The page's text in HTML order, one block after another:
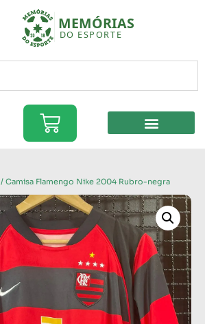
/ Camisa Flamengo Nike 2004 Rubro-negra